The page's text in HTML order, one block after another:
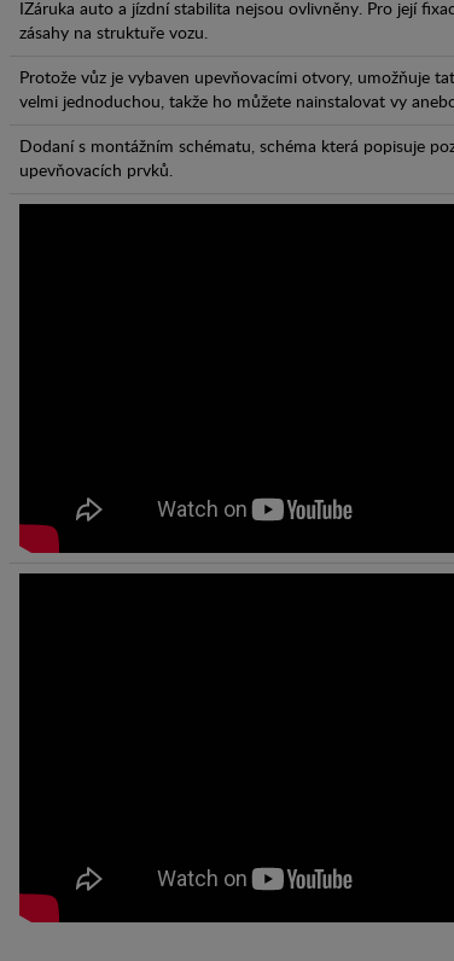
IZáruka auto a jízdní stabilita nejsou ovlivněny. Pro její
zásahy na struktuře vozu.
Protože vůz je vybaven upevňovacími otvory, umožňuje
velmi jednoduchou, takže ho můžete nainstalovat vy
Dodaní s montážním schématu, schéma která popisuje
upevňovacích prvků.